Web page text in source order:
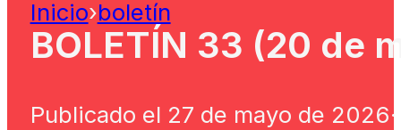
Inicio›boletín
BOLETÍN 33 (20 de
Publicado el 27 de mayo de 2026